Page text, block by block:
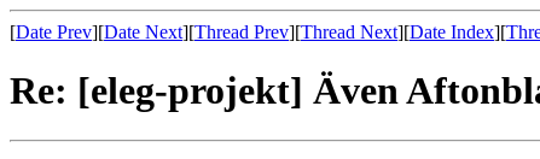
[Date Prev][Date Next][Thread Prev][Thread Next][Date Index][
Re: [eleg-projekt] Även